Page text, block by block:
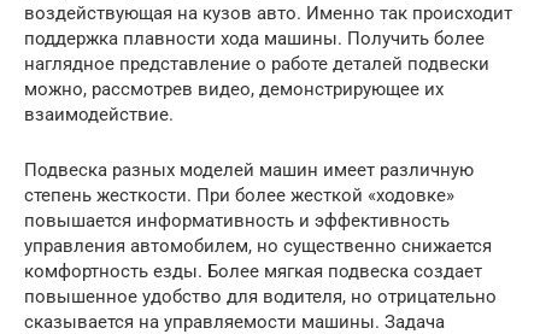
воздействующая на кузов авто. Именно так происходит
поддержка плавности хода машины. Получить более
наглядное представление о работе деталей подвески
можно, рассмотрев видео, демонстрирующее их
взаимодействие.
Подвеска разных моделей машин имеет различную
степень жесткости. При более жесткой «ходовке»
повышается информативность и эффективность
управления автомобилем, но существенно снижается
комфортность езды. Более мягкая подвеска создает
повышенное удобство для водителя, но отрицательно
сказывается на управляемости машины. Задача